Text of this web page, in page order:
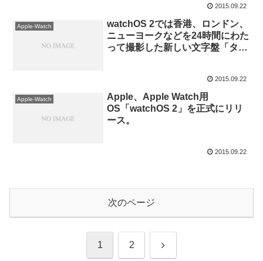
2015.09.22
Apple-Watch
watchOS 2では香港、ロンドン、
ニューヨークなどを24時間にわた
って撮影した新しい文字盤「タイ
2015.09.22
Apple-Watch
Apple、Apple Watch用
OS「watchOS 2」を正式にリリ
ース。
2015.09.22
次のページ
1 2 次